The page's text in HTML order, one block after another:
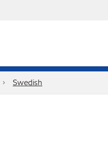
Swedish